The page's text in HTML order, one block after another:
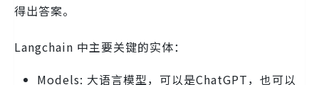
得出答案。
Langchain 中主要关键的实体：
Models: 大语言模型，可以是ChatGPT，也可以